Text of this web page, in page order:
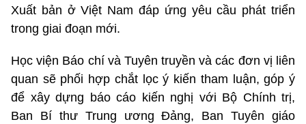
Xuất bản ở Việt Nam đáp ứng yêu cầu phát triển
trong giai đoạn mới.
Học viện Báo chí và Tuyên truyền và các đơn vị liên
quan sẽ phối hợp chắt lọc ý kiến tham luận, góp ý
để xây dựng báo cáo kiến nghị với Bộ Chính trị,
Ban Bí thư Trung ương Đảng, Ban Tuyên giáo